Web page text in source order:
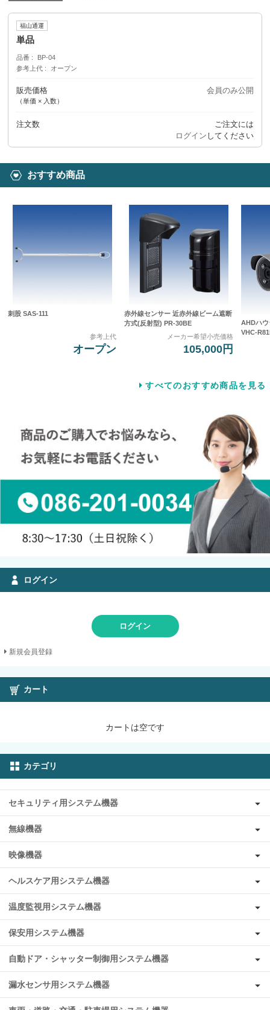
福山通運
単品
品番
BP-04
参考上代
オープン
販売価格
（単価 × 入数）
会員のみ公開
注文数
ご注文には
ログイン してください
おすすめ商品
刺股 SAS-111
参考上代
オープン
赤外線センサー 近赤外線ビーム遮断
方式(反射型) PR-30BE
メーカー希望小売価格
105,000円
AHDハウ
VHC-
すべてのおすすめ商品を見る
ログイン
ログイン
新規会員登録
カート
カートは空です
カテゴリ
セキュリティ用システム機器
無線機器
映像機器
ヘルスケア用システム機器
温度監視用システム機器
保安用システム機器
自動ドア・シャッター制御用システム機器
漏水センサ用システム機器